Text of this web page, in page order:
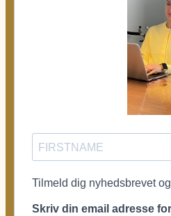
Tilmeld dig nyhedsbrevet
Skriv din email adresse